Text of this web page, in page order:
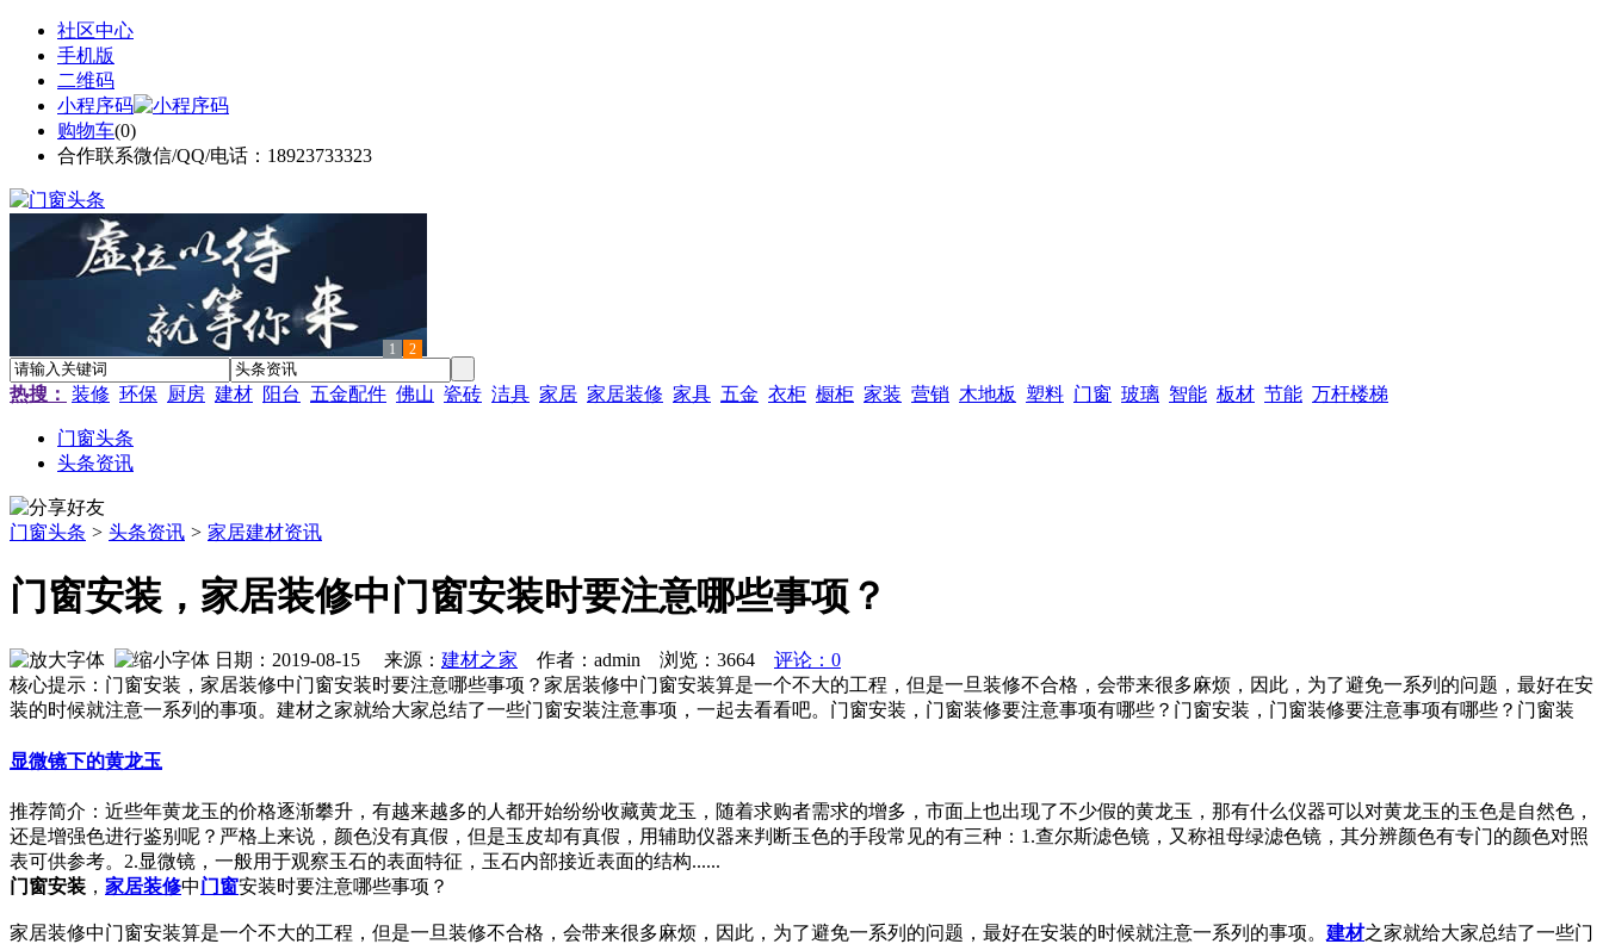
社区中心
手机版
二维码
小程序码
购物车(0)
合作联系微信/QQ/电话：18923733323
1 2
热搜： 装修 环保 厨房 建材 阳台 五金配件 佛山 瓷砖 洁具 家居 家居装修 家具 五金 衣柜 橱柜 家装 营销 木地板 塑料 门窗 玻璃 智能 板材 节能 万杆楼梯
门窗头条
头条资讯
门窗头条 > 头条资讯 > 家居建材资讯
门窗安装，家居装修中门窗安装时要注意哪些事项？
日期：2019-08-15 来源： 建材之家 作者：admin 浏览： 3664
评论：0
核心提示：门窗安装，家居装修中门窗安装时要注意哪些事项？家居装修中门窗安装算是一个不大的工程，但是一旦装修不合格，会带来很多麻烦，因此，为了避免一系列的问题，最好在安
装的时候就注意一系列的事项。建材之家就给大家总结了一些门窗安装注意事项，一起去看看吧。门窗安装，门窗装修要注意事项有哪些？门窗安装，门窗装修要注意事项有哪些？门窗装
显微镜下的黄龙玉
推荐简介：近些年黄龙玉的价格逐渐攀升，有越来越多的人都开始纷纷收藏黄龙玉，随着求购者需求的增多，市面上也出现了不少假的黄龙玉，那有什么仪器可以对黄龙玉的玉色是自然色，
还是增强色进行鉴别呢？严格上来说，颜色没有真假，但是玉皮却有真假，用辅助仪器来判断玉色的手段常见的有三种：1.查尔斯滤色镜，又称祖母绿滤色镜，其分辨颜色有专门的颜色对照
表可供参考。2.显微镜，一般用于观察玉石的表面特征，玉石内部接近表面的结构......
门窗安装 ， 家居装修中门窗安装时要注意哪些事项？
家居装修中门窗安装算是一个不大的工程，但是一旦装修不合格，会带来很多麻烦，因此，为了避免一系列的问题，最好在安装的时候就注意一系列的事项。 建材之家就给大家总结了一些门